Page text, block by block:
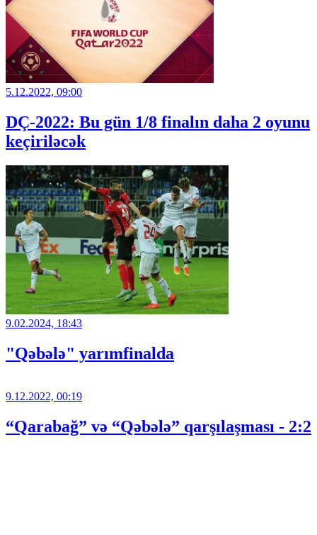
5.12.2022, 09:00
DÇ-2022: Bu gün 1/8 finalın daha 2 oyunu
keçiriləcək
9.02.2024, 18:43
"Qəbələ" yarımfinalda
9.12.2022, 00:19
“Qarabağ” və “Qəbələ” qarşılaşması - 2:2